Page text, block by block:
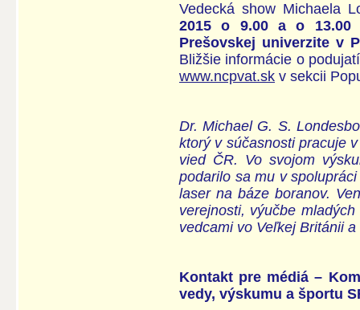
Vedecká show Michaela
2015 o 9.00 a o
Prešovskej univerzite v
Bližšie informácie o
www.ncpvat.sk v sekcii
Dr. Michael G. S.
ktorý v súčasnosti pracuje
vied ČR. Vo svojom
podarilo sa mu v
laser na báze boranov.
verejnosti, výučbe
vedcami vo Veľkej Británii
Kontakt pre médiá –
vedy, výskumu a športu